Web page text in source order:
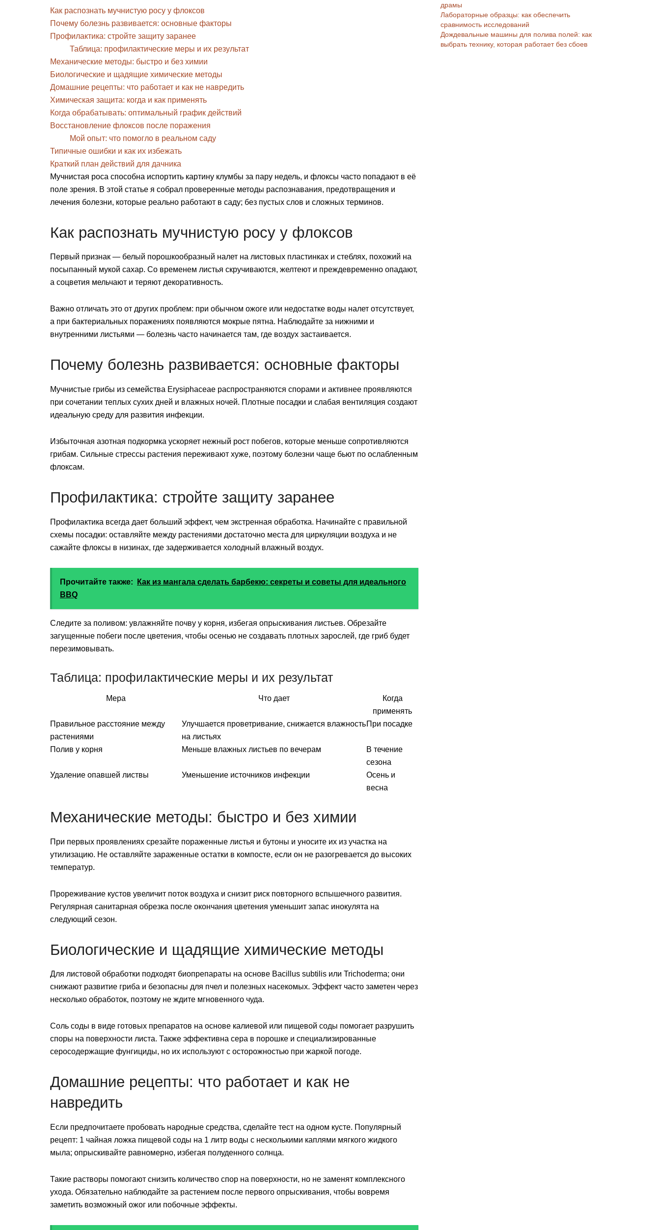
Как распознать мучнистую росу у флоксов
Почему болезнь развивается: основные факторы
Профилактика: стройте защиту заранее
Таблица: профилактические меры и их результат
Механические методы: быстро и без химии
Биологические и щадящие химические методы
Домашние рецепты: что работает и как не навредить
Химическая защита: когда и как применять
Когда обрабатывать: оптимальный график действий
Восстановление флоксов после поражения
Мой опыт: что помогло в реальном саду
Типичные ошибки и как их избежать
Краткий план действий для дачника
Мучнистая роса способна испортить картину клумбы за пару недель, и флоксы часто попадают в её
поле зрения. В этой статье я собрал проверенные методы распознавания, предотвращения и
лечения болезни, которые реально работают в саду; без пустых слов и сложных терминов.
Как распознать мучнистую росу у флоксов
Первый признак — белый порошкообразный налет на листовых пластинках и стеблях, похожий на
посыпанный мукой сахар. Со временем листья скручиваются, желтеют и преждевременно опадают,
а соцветия мельчают и теряют декоративность.
Важно отличать это от других проблем: при обычном ожоге или недостатке воды налет отсутствует,
а при бактериальных поражениях появляются мокрые пятна. Наблюдайте за нижними и
внутренними листьями — болезнь часто начинается там, где воздух застаивается.
Почему болезнь развивается: основные факторы
Мучнистые грибы из семейства Erysiphaceae распространяются спорами и активнее проявляются
при сочетании теплых сухих дней и влажных ночей. Плотные посадки и слабая вентиляция создают
идеальную среду для развития инфекции.
Избыточная азотная подкормка ускоряет нежный рост побегов, которые меньше сопротивляются
грибам. Сильные стрессы растения переживают хуже, поэтому болезни чаще бьют по ослабленным
флоксам.
Профилактика: стройте защиту заранее
Профилактика всегда дает больший эффект, чем экстренная обработка. Начинайте с правильной
схемы посадки: оставляйте между растениями достаточно места для циркуляции воздуха и не
сажайте флоксы в низинах, где задерживается холодный влажный воздух.
Прочитайте также:
Как из мангала сделать барбекю: секреты и советы для идеального
BBQ
Следите за поливом: увлажняйте почву у корня, избегая опрыскивания листьев. Обрезайте
загущенные побеги после цветения, чтобы осенью не создавать плотных зарослей, где гриб будет
перезимовывать.
Таблица: профилактические меры и их результат
Мера Что дает
Когда
применять
Правильное расстояние между
растениями
Улучшается проветривание, снижается влажность
на листьях
При посадке
Полив у корня Меньше влажных листьев по вечерам
В течение
сезона
Удаление опавшей листвы
Уменьшение источников инфекции
Осень и
весна
Механические методы: быстро и без химии
При первых проявлениях срезайте пораженные листья и бутоны и уносите их из участка на
утилизацию. Не оставляйте зараженные остатки в компосте, если он не разогревается до высоких
температур.
Прореживание кустов увеличит поток воздуха и снизит риск повторного вспышечного развития.
Регулярная санитарная обрезка после окончания цветения уменьшит запас инокулята на
следующий сезон.
Биологические и щадящие химические методы
Для листовой обработки подходят биопрепараты на основе Bacillus subtilis или Trichoderma; они
снижают развитие гриба и безопасны для пчел и полезных насекомых. Эффект часто заметен через
несколько обработок, поэтому не ждите мгновенного чуда.
Соль соды в виде готовых препаратов на основе калиевой или пищевой соды помогает разрушить
споры на поверхности листа. Также эффективна сера в порошке и специализированные
серосодержащие фунгициды, но их используют с осторожностью при жаркой погоде.
Домашние рецепты: что работает и как не
навредить
Если предпочитаете пробовать народные средства, сделайте тест на одном кусте. Популярный
рецепт: 1 чайная ложка пищевой соды на 1 литр воды с несколькими каплями мягкого жидкого
мыла; опрыскивайте равномерно, избегая полуденного солнца.
Такие растворы помогают снизить количество спор на поверхности, но не заменят комплексного
ухода. Обязательно наблюдайте за растением после первого опрыскивания, чтобы вовремя
заметить возможный ожог или побочные эффекты.
драмы
Лабораторные образцы: как обеспечить
сравнимость исследований
Дождевальные машины для полива полей: как
выбрать технику, которая работает без сбоев